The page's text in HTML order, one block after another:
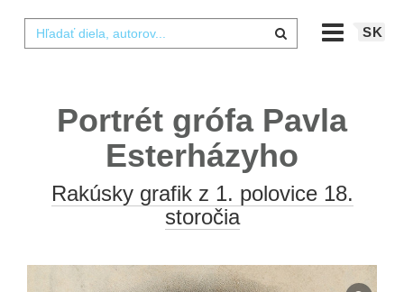
SK
Portrét grófa Pavla
Esterházyho
Rakúsky grafik z 1. polovice 18.
storočia